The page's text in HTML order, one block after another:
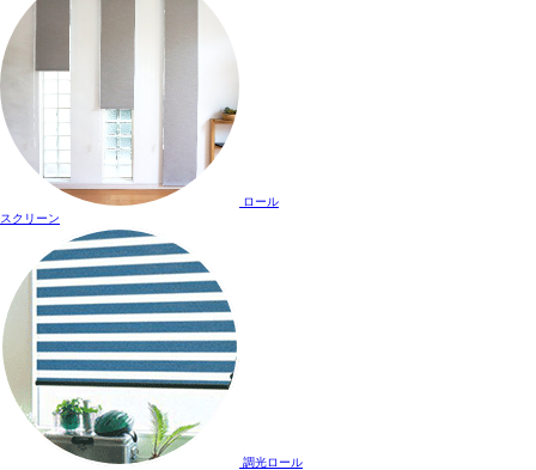
ロール
スクリーン
調光ロール